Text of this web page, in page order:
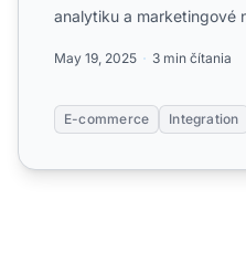
analytiku a marketingové
May 19, 2025 3 min čítania
E-commerce Integration